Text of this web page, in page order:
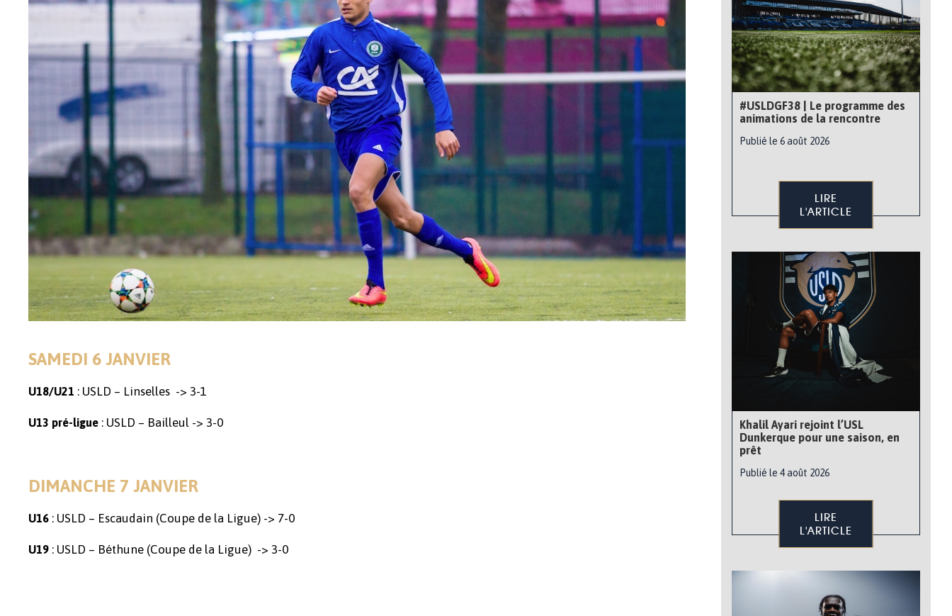
SAMEDI 6 JANVIER
U18/U21 : USLD – Linselles -> 3-1
U13 pré-ligue : USLD – Bailleul -> 3-0
DIMANCHE 7 JANVIER
U16 : USLD – Escaudain (Coupe de la Ligue) -> 7-0
U19 : USLD – Béthune (Coupe de la Ligue) -> 3-0
#USLDGF38 | Le programme des
animations de la rencontre
Publié le 6 août 2026
LIRE
L'ARTICLE
Khalil Ayari rejoint l’USL
Dunkerque pour une saison, en
prêt
Publié le 4 août 2026
LIRE
L'ARTICLE